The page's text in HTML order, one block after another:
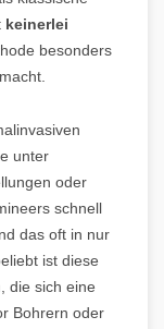
keinerlei
besonders
macht.
unter
oder
schnell
das oft in nur
ist diese
die sich eine
Bohrern oder